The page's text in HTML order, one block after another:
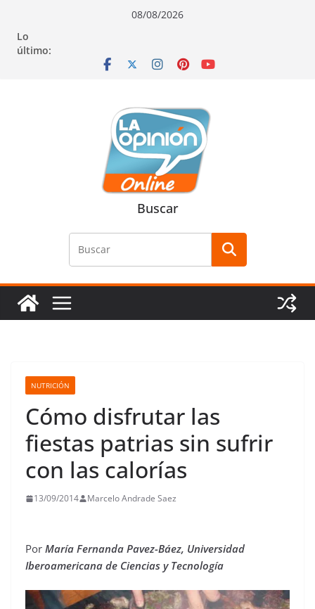
contenido
navegación
contenido
08/08/2026
Lo
último:
Buscar
NUTRICIÓN
Cómo disfrutar las
fiestas patrias sin sufrir
con las calorías
13/09/2014 Marcelo Andrade Saez
Por María Fernanda Pavez-Báez, Universidad
Iberoamericana de Ciencias y Tecnología